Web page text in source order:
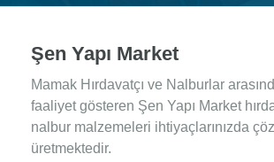
Şen Yapı Market
Mamak Hırdavatçı ve Nalburlar
faaliyet gösteren Şen Yapı Market
nalbur malzemeleri ihtiyaçlarınızda
üretmektedir.